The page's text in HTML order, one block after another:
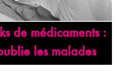
de médicaments :
les malades